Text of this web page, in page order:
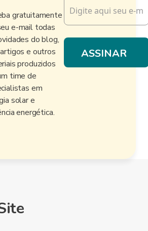
gratuitamente
e-mail todas
do blog,
e outros
produzidos
time de
em
solar e
energética.